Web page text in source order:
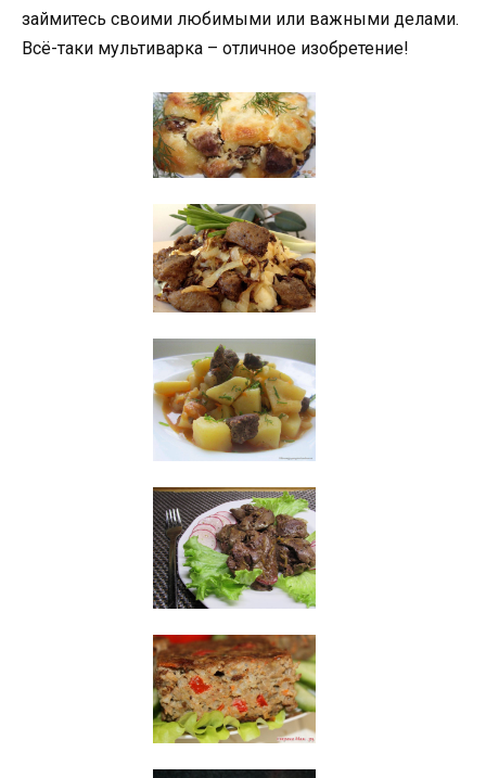
займитесь своими любимыми или важными делами.
Всё-таки мультиварка – отличное изобретение!